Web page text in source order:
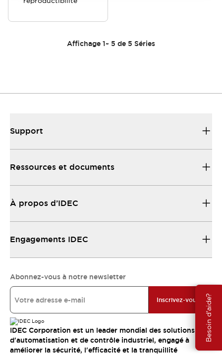
Besoin d'aide?
Affichage 1~ 5 de 5 Séries
Support
Ressources et documents
À propos d’IDEC
Engagements IDEC
Abonnez-vous à notre newsletter
Inscrivez-vous
IDEC Corporation est un leader mondial des solutions
d'automatisation et de contrôle industriel, engagé à
améliorer la sécurité, l'efficacité et la tranquillité